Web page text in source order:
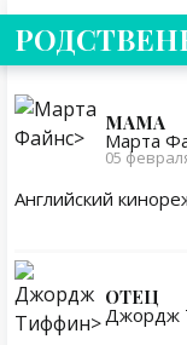
МАМА
Марта
05
Английский
ОТЕЦ
Джордж